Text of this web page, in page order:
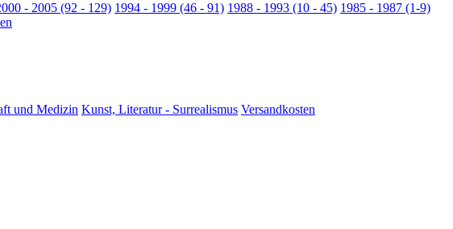
- 2005 (92 - 129) 1994 - 1999 (46 - 91) 1988 - 1993 (10 - 45) 1985 - 1987 (1-9)
und Medizin Kunst, Literatur - Surrealismus Versandkosten